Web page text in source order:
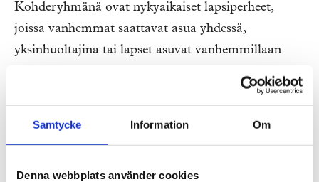
Samtycke Information Om
Denna webbplats använder cookies
Kohderyhmänä ovat nykyaikaiset lapsiperheet,
joissa vanhemmat saattavat asua yhdessä,
yksinhuoltajina tai lapset asuvat vanhemmillaan
arkeen ja suunnitellut asuntoja, jotka mukautuvat
– Visionamme oli luoda järkeviä, muokattuvia ja
persoonallisia asuntoja, jotka tukevat fiksuja